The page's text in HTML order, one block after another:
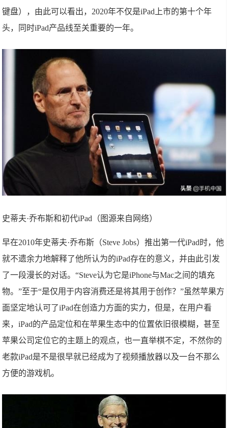
键盘），由此可以看出，2020年不仅是iPad上市的第十个年
头，同时iPad产品线至关重要的一年。
史蒂夫·乔布斯和初代iPad（图源来自网络）
早在2010年史蒂夫·乔布斯（Steve Jobs）推出第一代iPad时，他
就不遗余力地解释了他所认为的iPad存在的意义，并由此引发
了一段漫长的对话。“Steve认为它是iPhone与Mac之间的填充
物。”至于“是仅用于内容消费还是将其用于创作？”虽然苹果方
面坚定地认可了iPad在创造力方面的实力，但是，在用户看
来，iPad的产品定位和在苹果生态中的位置依旧很模糊，甚至
苹果公司定位它的主题上的观点，也一直举棋不定，不然你的
老款iPad是不是很早就已经成为了视频播放器以及一台不那么
方便的游戏机。